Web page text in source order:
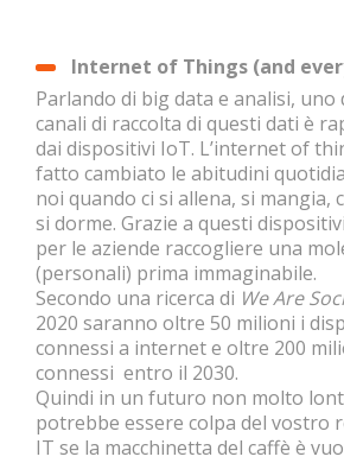
Internet of Things (and
Parlando di big data e analisi, uno
canali di raccolta di questi dati è
dai dispositivi IoT. L’internet of
fatto cambiato le abitudini
noi quando ci si allena, si mangia,
si dorme. Grazie a questi
per le aziende raccogliere una
(personali) prima immaginabile.
Secondo una ricerca di We Are
2020 saranno oltre 50 milioni i
connessi a internet e oltre 200
connessi entro il 2030.
Quindi in un futuro non molto
potrebbe essere colpa del vostro
IT se la macchinetta del caffè è